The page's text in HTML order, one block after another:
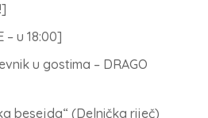
– u 18:00]
u gostima – DRAGO
besejda“ (Delnička riječ)